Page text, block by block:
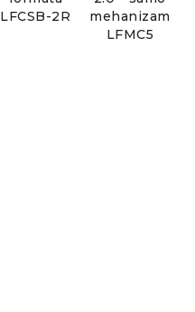
LFCSB-2R
mehanizam
LFMC5